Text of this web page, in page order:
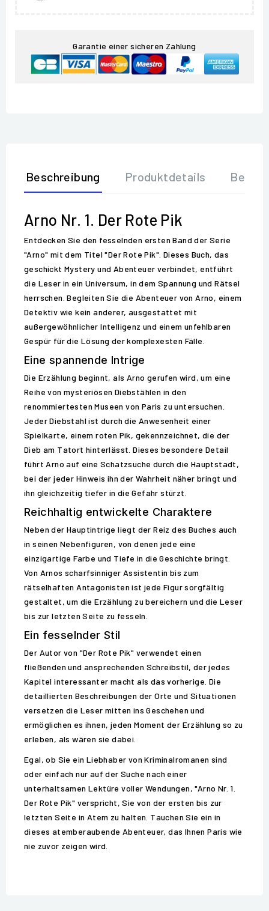
Garantie einer sicheren Zahlung
Beschreibung Produktdetails
Arno Nr. 1. Der Rote Pik
Entdecken Sie den fesselnden ersten Band der Serie
"Arno" mit dem Titel "Der Rote Pik". Dieses Buch, das
geschickt Mystery und Abenteuer verbindet, entführt
die Leser in ein Universum, in dem Spannung und Rätsel
herrschen. Begleiten Sie die Abenteuer von Arno, einem
Detektiv wie kein anderer, ausgestattet mit
außergewöhnlicher Intelligenz und einem unfehlbaren
Gespür für die Lösung der komplexesten Fälle.
Eine spannende Intrige
Die Erzählung beginnt, als Arno gerufen wird, um eine
Reihe von mysteriösen Diebstählen in den
renommiertesten Museen von Paris zu untersuchen.
Jeder Diebstahl ist durch die Anwesenheit einer
Spielkarte, einem roten Pik, gekennzeichnet, die der
Dieb am Tatort hinterlässt. Dieses besondere Detail
führt Arno auf eine Schatzsuche durch die Hauptstadt,
bei der jeder Hinweis ihn der Wahrheit näher bringt und
ihn gleichzeitig tiefer in die Gefahr stürzt.
Reichhaltig entwickelte Charaktere
Neben der Hauptintrige liegt der Reiz des Buches auch
in seinen Nebenfiguren, von denen jede eine
einzigartige Farbe und Tiefe in die Geschichte bringt.
Von Arnos scharfsinniger Assistentin bis zum
rätselhaften Antagonisten ist jede Figur sorgfältig
gestaltet, um die Erzählung zu bereichern und die Leser
bis zur letzten Seite zu fesseln.
Ein fesselnder Stil
Der Autor von "Der Rote Pik" verwendet einen
fließenden und ansprechenden Schreibstil, der jedes
Kapitel interessanter macht als das vorherige. Die
detaillierten Beschreibungen der Orte und Situationen
versetzen die Leser mitten ins Geschehen und
ermöglichen es ihnen, jeden Moment der Erzählung so zu
erleben, als wären sie dabei.
Egal, ob Sie ein Liebhaber von Kriminalromanen sind
oder einfach nur auf der Suche nach einer
unterhaltsamen Lektüre voller Wendungen, "Arno Nr. 1.
Der Rote Pik" verspricht, Sie von der ersten bis zur
letzten Seite in Atem zu halten. Tauchen Sie ein in
dieses atemberaubende Abenteuer, das Ihnen Paris wie
nie zuvor zeigen wird.